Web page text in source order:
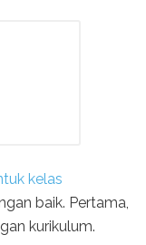
kelas
baik. Pertama,
kurikulum.